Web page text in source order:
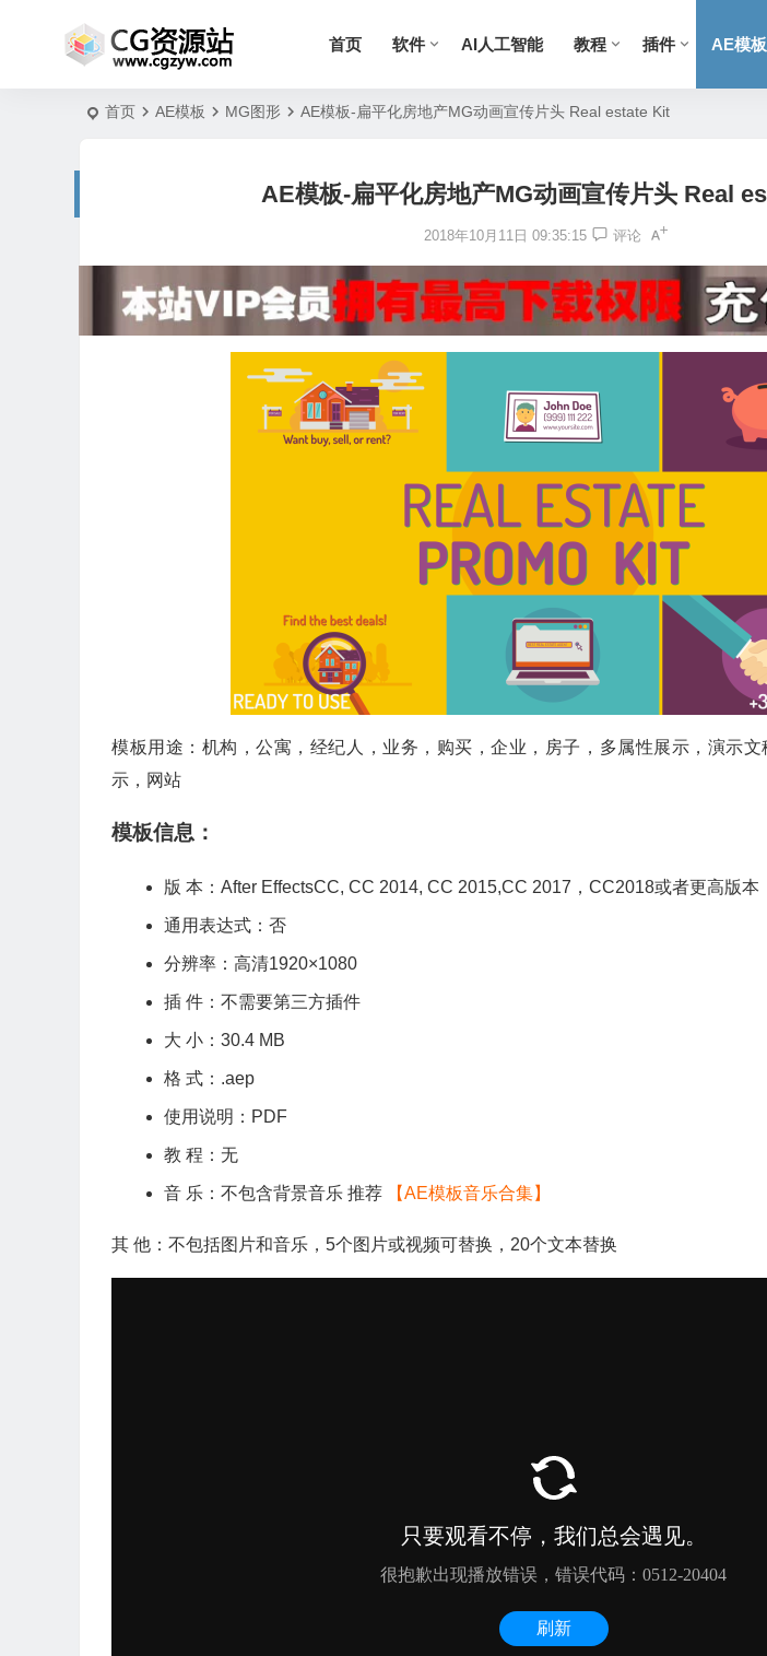
首页 软件 AI人工智能 教程 插件 AE模板
首页 AE模板 MG图形 AE模板-扁平化房地产MG动画宣传片头 Real estate Kit
AE模板-扁平化房地产MG动画宣传片头 Real
2018年10月11日 09:35:15 评论
模板用途：机构，公寓，经纪人，业务，购买，企业，房子，多属性展示，演示文
示，网站
模板信息：
版 本：After EffectsCC, CC 2014, CC 2015,CC 2017，CC2018或者更高版本
通用表达式：否
分辨率：高清1920×1080
插 件：不需要第三方插件
大 小：30.4 MB
格 式：.aep
使用说明：PDF
教 程：无
音 乐：不包含背景音乐 推荐 【AE模板音乐合集】
其 他：不包括图片和音乐，5个图片或视频可替换，20个文本替换